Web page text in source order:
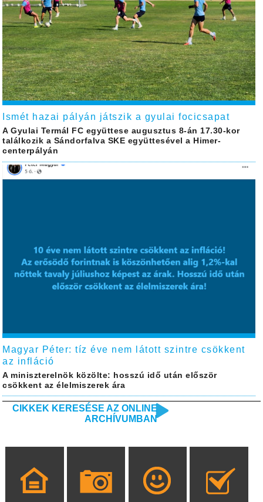
Ismét hazai pályán játszik a gyulai focicsapat
A Gyulai Termál FC együttese augusztus 8-án 17.30-kor
találkozik a Sándorfalva SKE együttesével a Himer-
centerpályán
Magyar Péter: tíz éve nem látott szintre csökkent
az infláció
A miniszterelnök közölte: hosszú idő után először
csökkent az élelmiszerek ára
CIKKEK KERESÉSE AZ ONLINE
ARCHÍVUMBAN